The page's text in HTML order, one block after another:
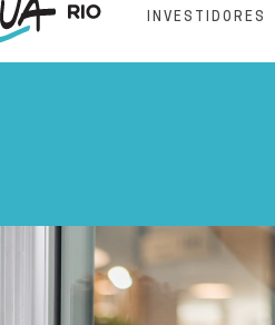
INVESTIDORES
Rio